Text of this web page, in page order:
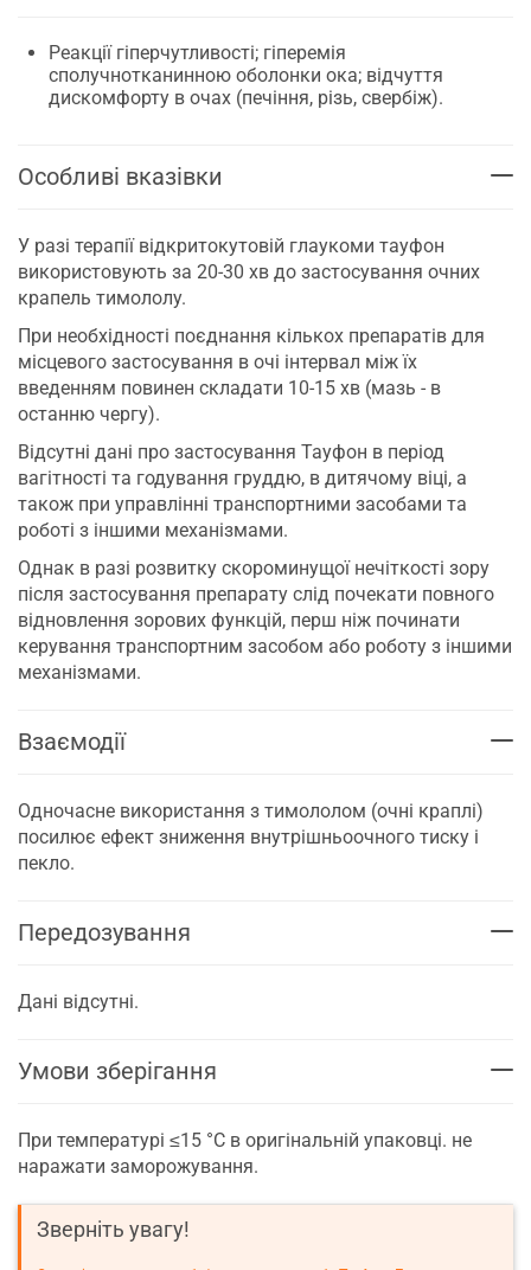
Реакції гіперчутливості; гіперемія
сполучнотканинною оболонки ока; відчуття
дискомфорту в очах (печіння, різь, свербіж).
Особливі вказівки
У разі терапії відкритокутовій глаукоми тауфон
використовують за 20-30 хв до застосування очних
крапель тимололу.
При необхідності поєднання кількох препаратів для
місцевого застосування в очі інтервал між їх
введенням повинен складати 10-15 хв (мазь - в
останню чергу).
Відсутні дані про застосування Тауфон в період
вагітності та годування груддю, в дитячому віці, а
також при управлінні транспортними засобами та
роботі з іншими механізмами.
Однак в разі розвитку скороминущої нечіткості зору
після застосування препарату слід почекати повного
відновлення зорових функцій, перш ніж починати
керування транспортним засобом або роботу з іншими
механізмами.
Взаємодії
Одночасне використання з тимололом (очні краплі)
посилює ефект зниження внутрішньоочного тиску і
пекло.
Передозування
Дані відсутні.
Умови зберігання
При температурі ≤15 °C в оригінальній упаковці. не
наражати заморожування.
Зверніть увагу!